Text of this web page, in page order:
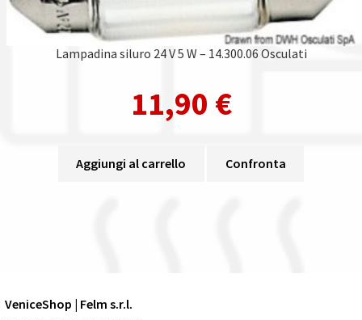
Lampadina siluro 24 V 5 W – 14.300.06 Osculati
11,90 €
Aggiungi al carrello Confronta
VeniceShop | Felm s.r.l.